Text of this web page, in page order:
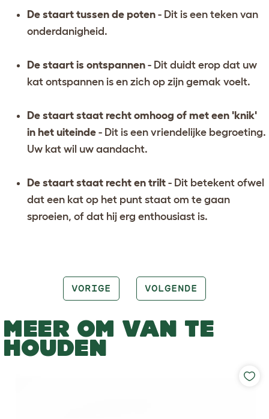
De staart tussen de poten - Dit is een teken van
onderdanigheid.
De staart is ontspannen - Dit duidt erop dat uw
kat ontspannen is en zich op zijn gemak voelt.
De staart staat recht omhoog of met een 'knik'
in het uiteinde - Dit is een vriendelijke begroeting.
Uw kat wil uw aandacht.
De staart staat recht en trilt - Dit betekent ofwel
dat een kat op het punt staat om te gaan
sproeien, of dat hij erg enthousiast is.
VORIGE VOLGENDE
MEER OM VAN TE
HOUDEN